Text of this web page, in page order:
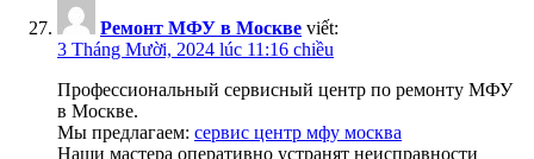
Ремонт МФУ в Москве viết:
3 Tháng Mười, 2024 lúc 11:16 chiều
Профессиональный сервисный центр по ремонту МФУ
в Москве.
Мы предлагаем: сервис центр мфу москва
Наши мастера оперативно устранят неисправности